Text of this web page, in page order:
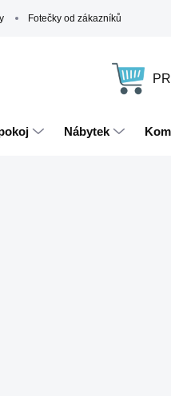
Fotečky od zákazníků
Nábytek